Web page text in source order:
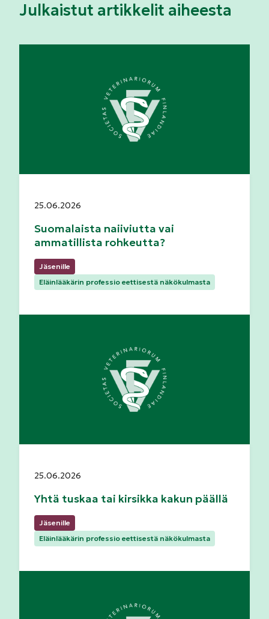
Julkaistut artikkelit aiheesta
Suomalaista naiiviutta vai
ammatillista rohkeutta?
Julkaistu:
25.06.2026
Jäsenille
Kategoriat:
Eläinlääkärin professio eettisestä näkökulmasta
Yhtä tuskaa tai kirsikka kakun päällä
Julkaistu:
25.06.2026
Jäsenille
Kategoriat:
Eläinlääkärin professio eettisestä näkökulmasta